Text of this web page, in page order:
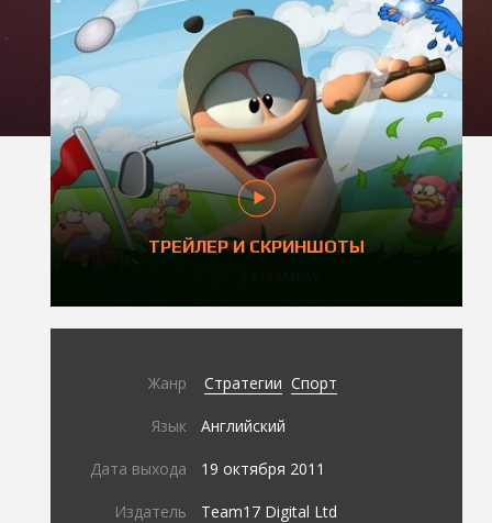
ТРЕЙЛЕР И СКРИНШОТЫ
Жанр Стратегии Спорт
Язык Английский
Дата выхода 19 октября 2011
Издатель Team17 Digital Ltd